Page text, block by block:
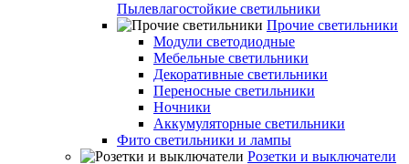
Пылевлагостойкие светильники
Прочие светильники
Модули светодиодные
Мебельные светильники
Декоративные светильники
Переносные светильники
Ночники
Аккумуляторные светильники
Фито светильники и лампы
Розетки и выключатели